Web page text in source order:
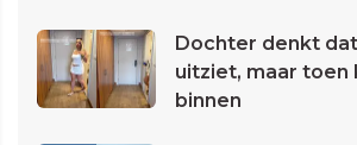
Dochter denkt
uitziet, maar toen
binnen